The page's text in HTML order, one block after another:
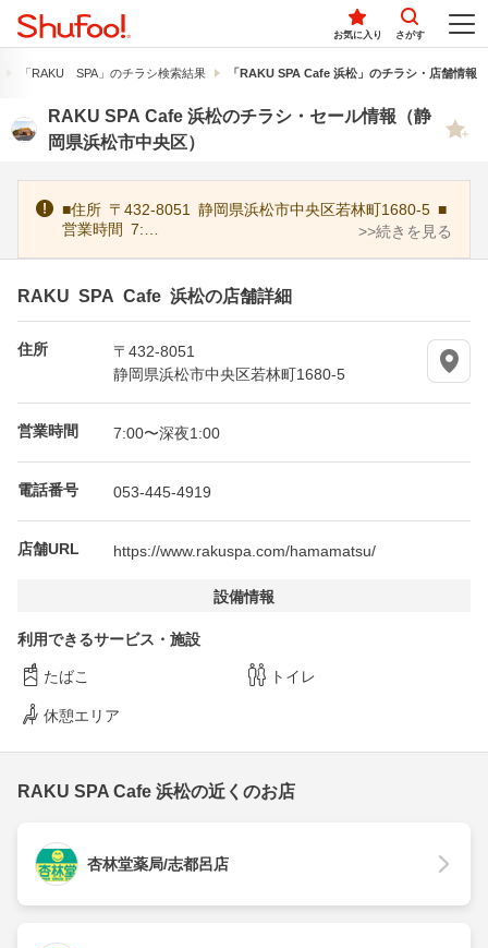
お気に入り さがす
「RAKU SPA」のチラシ検索結果 「RAKU SPA Cafe 浜松」のチラシ・店舗情報
RAKU SPA Cafe 浜松のチラシ・セール情報（静
岡県浜松市中央区）
■住所 〒432-8051 静岡県浜松市中央区若林町1680-5 ■
営業時間 7:…
>>続きを見る
RAKU SPA Cafe 浜松の店舗詳細
住所
〒432-8051
静岡県浜松市中央区若林町1680-5
営業時間 7:00〜深夜1:00
電話番号 053-445-4919
店舗URL https://www.rakuspa.com/hamamatsu/
設備情報
利用できるサービス・施設
たばこ トイレ
休憩エリア
RAKU SPA Cafe 浜松の近くのお店
杏林堂薬局/志都呂店